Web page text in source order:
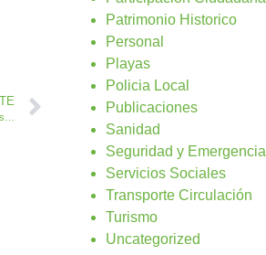
Patrimonio Historico
Personal
Playas
Policia Local
Publicaciones
Sanidad
Seguridad y Emergencia
Servicios Sociales
Transporte Circulación
Turismo
Uncategorized